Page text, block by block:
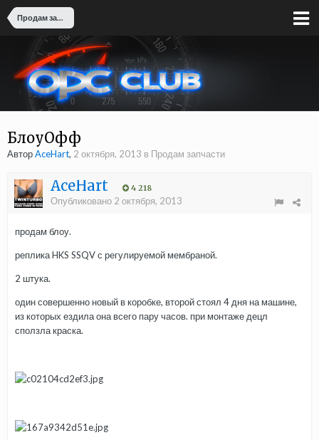
Продам запчасти
БлоуОфф
АвторAceHart, 2 октября, 2013 в Продам запчасти
AceHart 4 218
Опубликовано 2 октября, 2013
продам блоу.
реплика HKS SSQV с регулируемой мембраной.
2 штука.
один совершенно новый в коробке, второй стоял 4 дня на машине,
из которых ездила она всего пару часов. при монтаже децл
сползла краска.